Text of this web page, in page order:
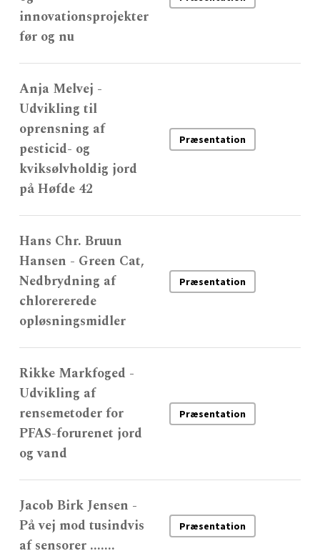
innovationsprojekter
før og nu
Anja Melvej -
Udvikling til
oprensning af
pesticid- og
kviksølvholdig jord
på Høfde 42
Præsentation
Hans Chr. Bruun
Hansen - Green Cat,
Nedbrydning af
chlorererede
opløsningsmidler
Præsentation
Rikke Markfoged -
Udvikling af
rensemetoder for
PFAS-forurenet jord
og vand
Præsentation
Jacob Birk Jensen -
På vej mod tusindvis
af sensorer .......
Præsentation